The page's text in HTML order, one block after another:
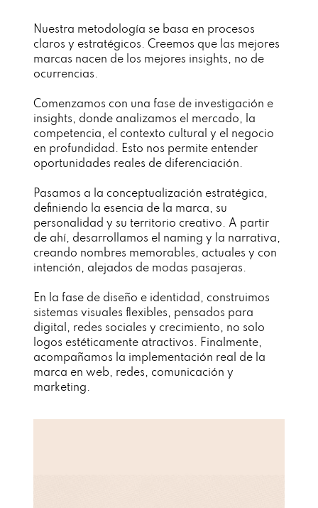
Nuestra metodología se basa en procesos
claros y estratégicos. Creemos que las mejores
marcas nacen de los mejores insights, no de
ocurrencias.
Comenzamos con una fase de investigación e
insights, donde analizamos el mercado, la
competencia, el contexto cultural y el negocio
en profundidad. Esto nos permite entender
oportunidades reales de diferenciación.
Pasamos a la conceptualización estratégica,
definiendo la esencia de la marca, su
personalidad y su territorio creativo. A partir
de ahí, desarrollamos el naming y la narrativa,
creando nombres memorables, actuales y con
intención, alejados de modas pasajeras.
En la fase de diseño e identidad, construimos
sistemas visuales flexibles, pensados para
digital, redes sociales y crecimiento, no solo
logos estéticamente atractivos. Finalmente,
acompañamos la implementación real de la
marca en web, redes, comunicación y
marketing.